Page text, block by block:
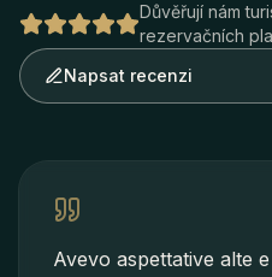
Důvěřují nám
rezervačních
Napsat recenzi
Avevo aspettative alte